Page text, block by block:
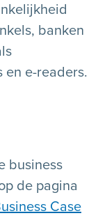
banken
en e-readers.
business
de pagina
Case